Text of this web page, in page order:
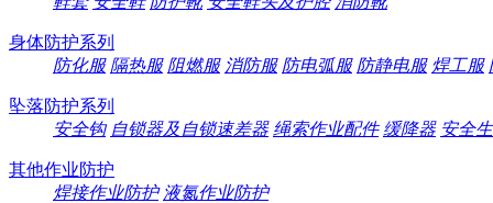
身体防护系列
防化服 隔热服 阻燃服 消防服 防电弧服 防静电服 焊工服
坠落防护系列
安全钩 自锁器及自锁速差器 绳索作业配件 缓降器 安全
其他作业防护
焊接作业防护 液氮作业防护